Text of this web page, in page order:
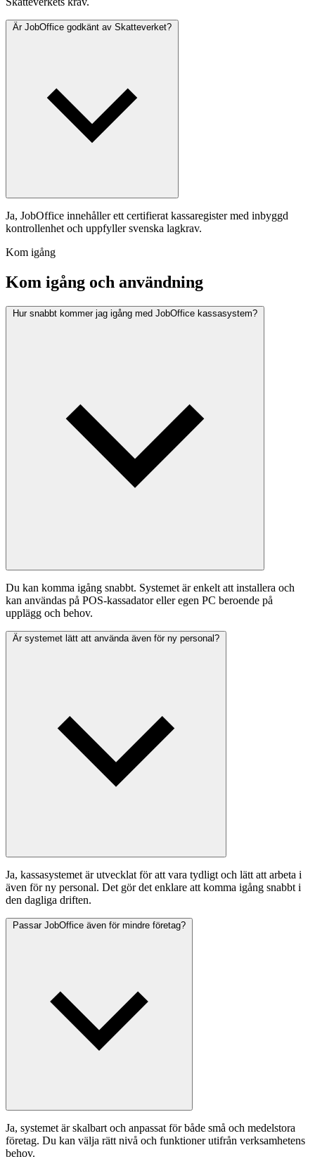
Är JobOffice godkänt av Skatteverket?
Ja, JobOffice innehåller ett certifierat kassaregister med inbyggd
kontrollenhet och uppfyller svenska lagkrav.
Kom igång
Kom igång och användning
Hur snabbt kommer jag igång med JobOffice kassasystem?
Du kan komma igång snabbt. Systemet är enkelt att installera och
kan användas på POS-kassadator eller egen PC beroende på
upplägg och behov.
Är systemet lätt att använda även för ny personal?
Ja, kassasystemet är utvecklat för att vara tydligt och lätt att arbeta i
även för ny personal. Det gör det enklare att komma igång snabbt i
den dagliga driften.
Passar JobOffice även för mindre företag?
Ja, systemet är skalbart och anpassat för både små och medelstora
företag. Du kan välja rätt nivå och funktioner utifrån verksamhetens
behov.